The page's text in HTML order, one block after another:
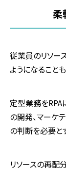
柔
従業員のリソー
ようになることも
定型業務をRPA
の開発、マーケ
の判断を必要と
リソースの再配